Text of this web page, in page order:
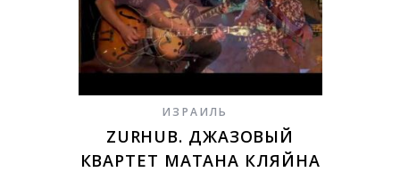
ИЗРАИЛЬ
ZURHUB. ДЖАЗОВЫЙ
КВАРТЕТ МАТАНА КЛЯЙНА